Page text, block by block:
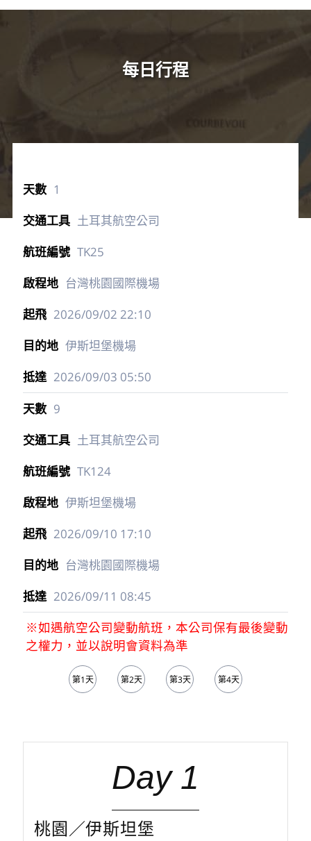
每日行程
1
土耳其航空公司
TK25
台灣桃園國際機場
2026/09/02 22:10
伊斯坦堡機場
2026/09/03 05:50
9
土耳其航空公司
TK124
伊斯坦堡機場
2026/09/10 17:10
台灣桃園國際機場
2026/09/11 08:45
※如遇航空公司變動航班，本公司保有最後變動
之權力，並以說明會資料為準
第1天 第2天 第3天 第4天
Day 1
桃園／伊斯坦堡